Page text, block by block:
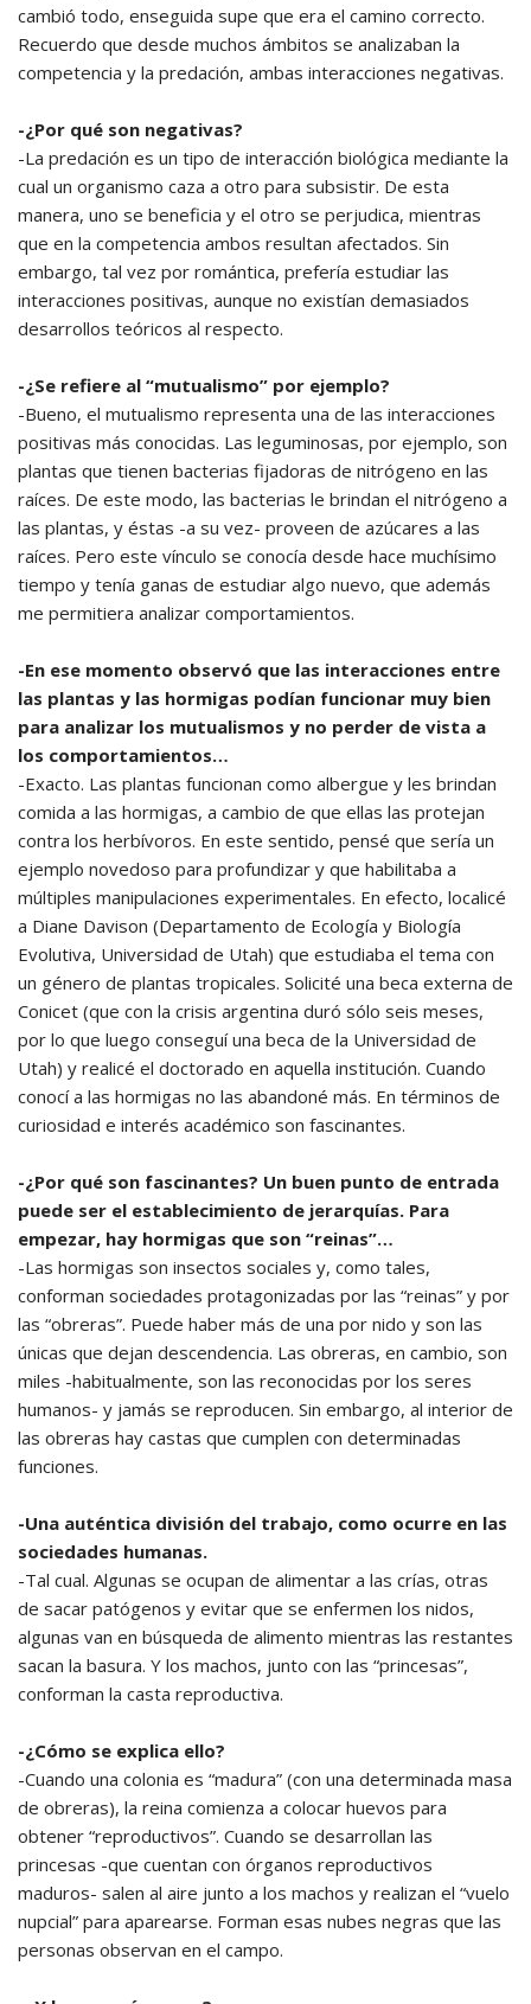
cambió todo, enseguida supe que era el camino correcto.
Recuerdo que desde muchos ámbitos se analizaban la
competencia y la predación, ambas interacciones negativas.
-¿Por qué son negativas?
-La predación es un tipo de interacción biológica mediante la
cual un organismo caza a otro para subsistir. De esta
manera, uno se beneficia y el otro se perjudica, mientras
que en la competencia ambos resultan afectados. Sin
embargo, tal vez por romántica, prefería estudiar las
interacciones positivas, aunque no existían demasiados
desarrollos teóricos al respecto.
-¿Se refiere al “mutualismo” por ejemplo?
-Bueno, el mutualismo representa una de las interacciones
positivas más conocidas. Las leguminosas, por ejemplo, son
plantas que tienen bacterias fijadoras de nitrógeno en las
raíces. De este modo, las bacterias le brindan el nitrógeno a
las plantas, y éstas -a su vez- proveen de azúcares a las
raíces. Pero este vínculo se conocía desde hace muchísimo
tiempo y tenía ganas de estudiar algo nuevo, que además
me permitiera analizar comportamientos.
-En ese momento observó que las interacciones entre
las plantas y las hormigas podían funcionar muy bien
para analizar los mutualismos y no perder de vista a
los comportamientos…
-Exacto. Las plantas funcionan como albergue y les brindan
comida a las hormigas, a cambio de que ellas las protejan
contra los herbívoros. En este sentido, pensé que sería un
ejemplo novedoso para profundizar y que habilitaba a
múltiples manipulaciones experimentales. En efecto, localicé
a Diane Davison (Departamento de Ecología y Biología
Evolutiva, Universidad de Utah) que estudiaba el tema con
un género de plantas tropicales. Solicité una beca externa de
Conicet (que con la crisis argentina duró sólo seis meses,
por lo que luego conseguí una beca de la Universidad de
Utah) y realicé el doctorado en aquella institución. Cuando
conocí a las hormigas no las abandoné más. En términos de
curiosidad e interés académico son fascinantes.
-¿Por qué son fascinantes? Un buen punto de entrada
puede ser el establecimiento de jerarquías. Para
empezar, hay hormigas que son “reinas”…
-Las hormigas son insectos sociales y, como tales,
conforman sociedades protagonizadas por las “reinas” y por
las “obreras”. Puede haber más de una por nido y son las
únicas que dejan descendencia. Las obreras, en cambio, son
miles -habitualmente, son las reconocidas por los seres
humanos- y jamás se reproducen. Sin embargo, al interior de
las obreras hay castas que cumplen con determinadas
funciones.
-Una auténtica división del trabajo, como ocurre en las
sociedades humanas.
-Tal cual. Algunas se ocupan de alimentar a las crías, otras
de sacar patógenos y evitar que se enfermen los nidos,
algunas van en búsqueda de alimento mientras las restantes
sacan la basura. Y los machos, junto con las “princesas”,
conforman la casta reproductiva.
-¿Cómo se explica ello?
-Cuando una colonia es “madura” (con una determinada masa
de obreras), la reina comienza a colocar huevos para
obtener “reproductivos”. Cuando se desarrollan las
princesas -que cuentan con órganos reproductivos
maduros- salen al aire junto a los machos y realizan el “vuelo
nupcial” para aparearse. Forman esas nubes negras que las
personas observan en el campo.